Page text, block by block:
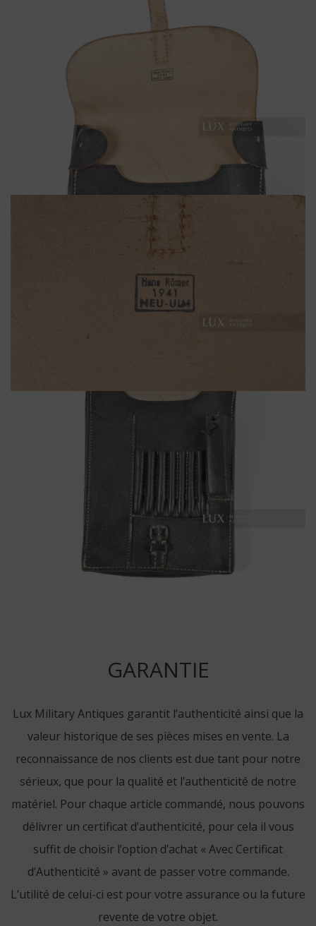
GARANTIE
Lux Military Antiques garantit l’authenticité ainsi que la
valeur historique de ses pièces mises en vente. La
reconnaissance de nos clients est due tant pour notre
sérieux, que pour la qualité et l’authenticité de notre
matériel. Pour chaque article commandé, nous pouvons
délivrer un certificat d’authenticité, pour cela il vous
suffit de choisir l’option d’achat « Avec Certificat
d’Authenticité » avant de passer votre commande.
L’utilité de celui-ci est pour votre assurance ou la future
revente de votre objet.